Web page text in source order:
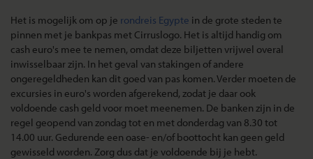
Het is mogelijk om op je rondreis Egypte in de grote steden te
pinnen met je bankpas met Cirruslogo. Het is altijd handig om
cash euro's mee te nemen, omdat deze biljetten vrijwel overal
inwisselbaar zijn. In het geval van stakingen of andere
ongeregeldheden kan dit goed van pas komen. Verder moeten de
excursies in euro's worden afgerekend, zodat je daar ook
voldoende cash geld voor moet meenemen. De banken zijn in de
regel geopend van zondag tot en met donderdag van 8.30 tot
14.00 uur. Gedurende een oase- en/of boottocht kan geen geld
gewisseld worden. Zorg dus dat je voldoende bij je hebt.